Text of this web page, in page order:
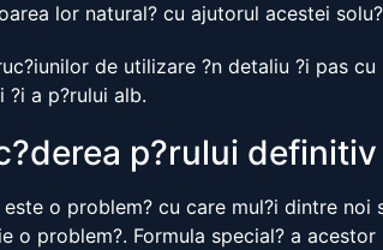
lor natural? cu ajutorul acestei
de utilizare ?n detaliu ?i pas
?i a p?rului alb.
p?rului definitiv
este o problem? cu care mul?i dintre
o problem?. Formula special? a